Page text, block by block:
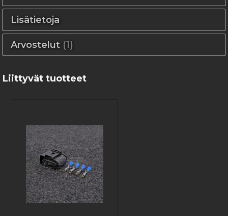
Lisätietoja
Arvostelut 1
Liittyvät tuotteet